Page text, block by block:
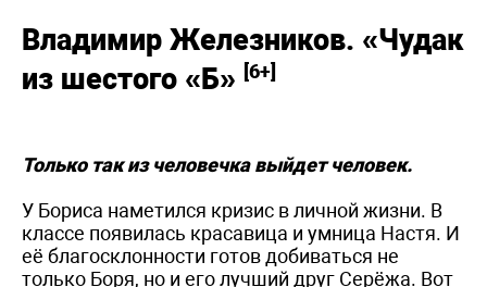
Владимир Железников. «Чудак
из шестого «Б» [6+]
Только так из человечка выйдет человек.
У Бориса наметился кризис в личной жизни. В
классе появилась красавица и умница Настя. И
её благосклонности готов добиваться не
только Боря, но и его лучший друг Серёжа. Вот